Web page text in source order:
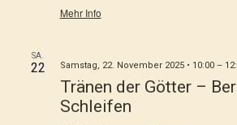
Mehr Info
SA.
22 Samstag, 22. November 2025 • 10:00–
Tränen der Götter –
Schleifen